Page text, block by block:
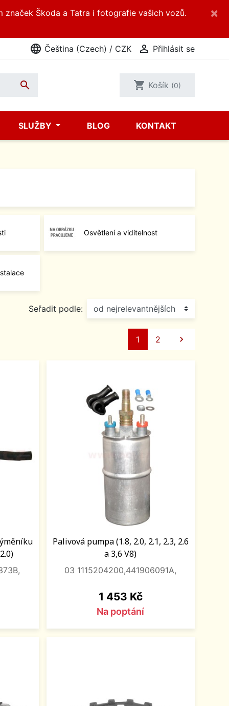
Škoda a Tatra i fotografie vašich vozů.
×
language Čeština (Czech) / CZK  Přihlásit se
 shopping_cart Košík (0)
SLUŽBY BLOG KONTAKT
Osvětlení a viditelnost
Seřadit podle:
1 2 Další

Palivová pumpa (1.8, 2.0, 2.1, 2.3, 2.6
a 3,6 V8)
03 1115204200,441906091A,
Cena
1 453 Kč
Na poptání